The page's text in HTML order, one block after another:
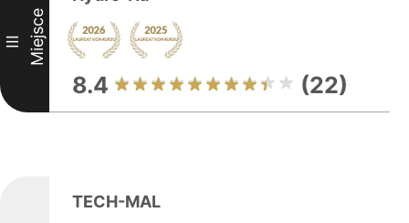
III Miejsce
8.4 (22)
TECH-MAL